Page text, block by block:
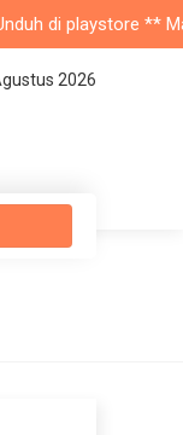
playstore ** Masjid
2026